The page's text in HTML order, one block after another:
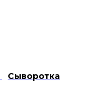
Сыворотка